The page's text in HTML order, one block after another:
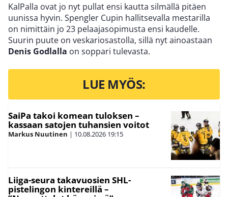
KalPalla ovat jo nyt pullat ensi kautta silmällä pitäen
uunissa hyvin. Spengler Cupin hallitsevalla mestarilla
on nimittäin jo 23 pelaajasopimusta ensi kaudelle.
Suurin puute on veskariosastolla, sillä nyt ainoastaan
Denis Godlalla on soppari tulevasta.
LUE MYÖS:
SaiPa takoi komean tuloksen –
kassaan satojen tuhansien voitot
Markus Nuutinen | 10.08.2026 19:15
Liiga-seura takavuosien SHL-
pistelingon kintereillä –